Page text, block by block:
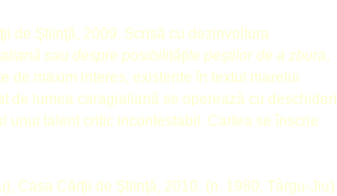
de Ştiinţă, 2009. Scrisă cu dezinvoltura
sau despre posibilităţile peştilor de a zbura,
de maxim interes, existente în textul marelui
de lumea caragialiană se operează cu deschideri
unui talent critic incontestabil. Cartea se înscrie
Casa Cărţii de Ştiinţă, 2010. (n. 1980, Târgu-Jiu)